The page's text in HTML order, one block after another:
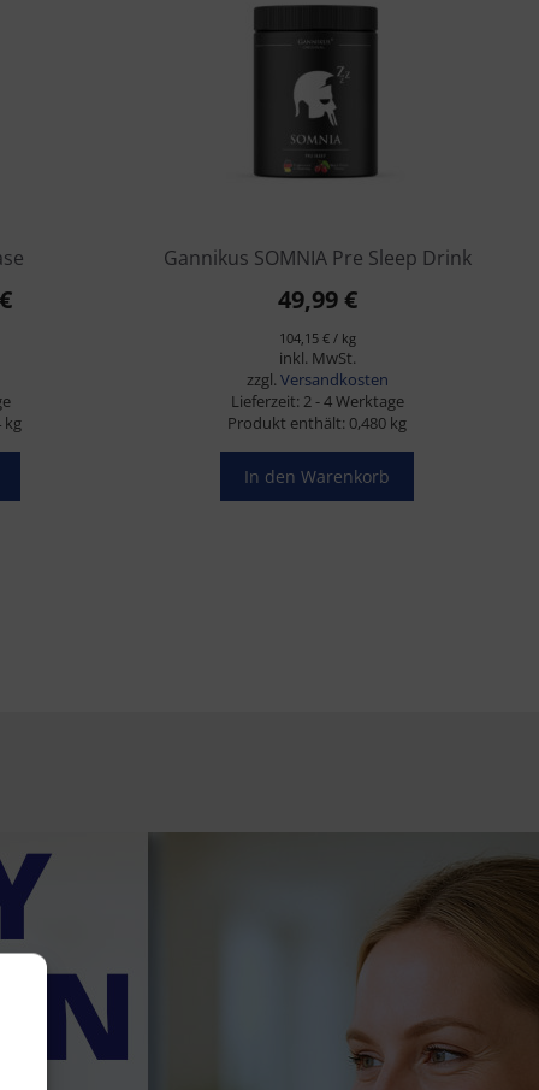
€Aktueller
kg
Gannikus SOMNIA Pre Sleep Drink
49,99€
104,15 €/ kg
inkl. MwSt.
zzgl. Versandkosten
Lieferzeit: 2 - 4 Werktage
Produkt enthält: 0,480 kg
In den Warenkorb